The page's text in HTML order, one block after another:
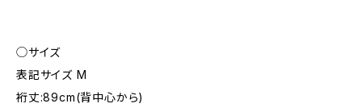
◯サイズ
表記サイズ M
裄丈:89cm(背中心から)